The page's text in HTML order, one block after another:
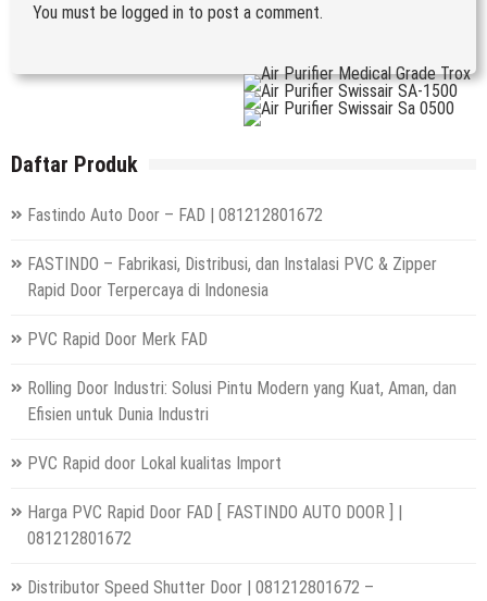
You must be logged in to post a comment.
Daftar Produk
Fastindo Auto Door – FAD | 081212801672
FASTINDO – Fabrikasi, Distribusi, dan Instalasi PVC & Zipper
Rapid Door Terpercaya di Indonesia
PVC Rapid Door Merk FAD
Rolling Door Industri: Solusi Pintu Modern yang Kuat, Aman, dan
Efisien untuk Dunia Industri
PVC Rapid door Lokal kualitas Import
Harga PVC Rapid Door FAD [ FASTINDO AUTO DOOR ] |
081212801672
Distributor Speed Shutter Door | 081212801672 –